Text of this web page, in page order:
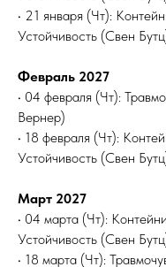
• 21 января (Чт):
Устойчивость (Свен
Февраль 2027
• 04 февраля (Чт):
Вернер)
• 18 февраля (Чт):
Устойчивость (Свен
Март 2027
• 04 марта (Чт):
Устойчивость (Свен
• 18 марта (Чт):